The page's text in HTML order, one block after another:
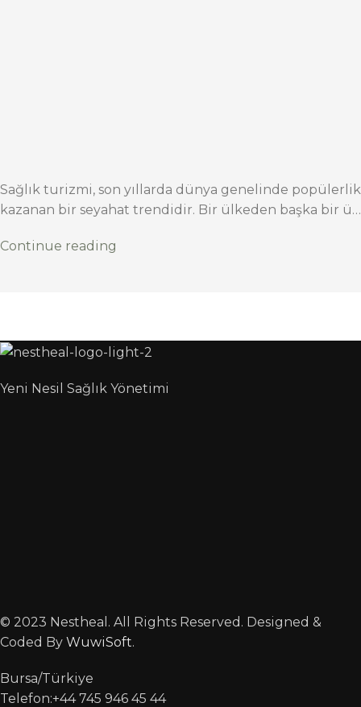
Sağlık turizmi, son yıllarda dünya genelinde popülerlik
kazanan bir seyahat trendidir. Bir ülkeden başka bir ü…
Continue reading
Yeni Nesil Sağlık Yönetimi
© 2023 Nestheal. All Rights Reserved. Designed &
Coded By WuwiSoft.
Bursa/Türkiye
Telefon:+44 745 946 45 44